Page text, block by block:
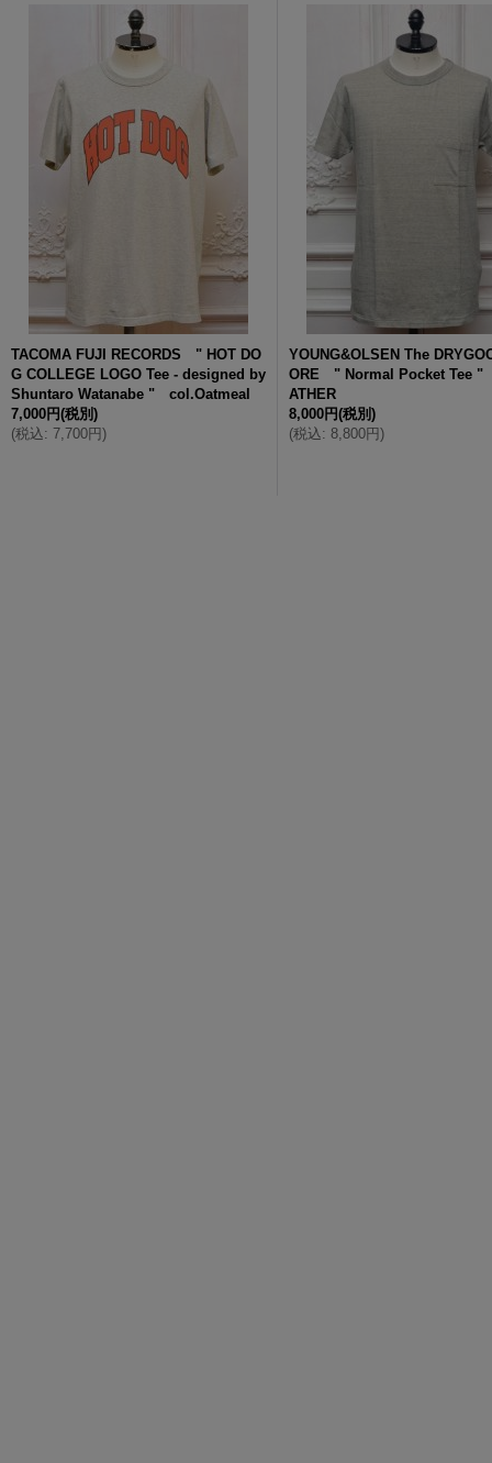
TACOMA FUJI RECORDS " HOT DO
G COLLEGE LOGO Tee - designed by
Shuntaro Watanabe " col.Oatmeal
7,000円(税別)
(税込: 7,700円)
YOUNG&OLSEN The
ORE " Normal Pocket Tee
ATHER
8,000円(税別)
(税込: 8,800円)